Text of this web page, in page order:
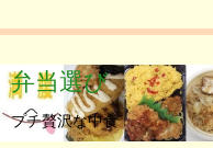
弁当選び
プチ贅沢な中食